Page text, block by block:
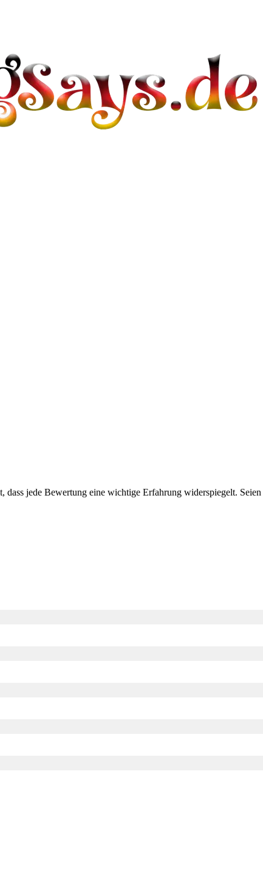
dass jede Bewertung eine wichtige Erfahrung widerspiegelt.